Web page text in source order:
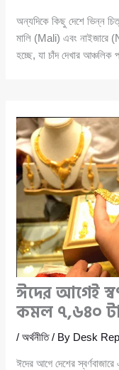
অন্যদিকে কিছু দেশে ভিন্ন
মালি (Mali) এবং নাইজারে
হচ্ছে, যা চাঁদ দেখার আঞ্চলিক
ঈদের আগেই
কমল ৭,৬৪০
/অর্থনীতি/ By Desk
ঈদের আগে দেশের